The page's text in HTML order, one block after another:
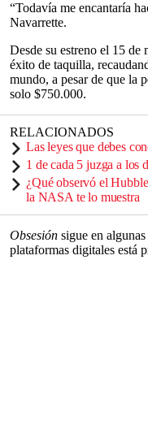
“Todavía me encantaría
Navarrette.
Desde su estreno el 15 de
éxito de taquilla,
mundo, a pesar de que la
solo $750.000.
RELACIONADOS
Las leyes que debes
1 de cada 5 juzga a los
¿Qué observó el
la NASA te lo muestra
Obsesión sigue en
plataformas digitales está